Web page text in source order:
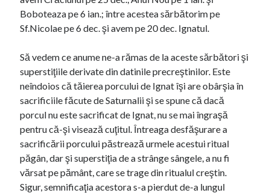
Boboteaza pe 6 ian.; între acestea sărbătorim pe
Sf.Nicolae pe 6 dec. şi avem pe 20 dec. Ignatul.
Să vedem ce anume ne-a rămas de la aceste sărbători şi
superstiţiile derivate din datinile precreştinilor. Este
neîndoios că tăierea porcului de Ignat îşi are obârşia în
sacrificiile făcute de Saturnalii şi se spune că dacă
porcul nu este sacrificat de Ignat, nu se mai îngraşă
pentru că-şi visează cuţitul. Întreaga desfăşurare a
sacrificării porcului păstrează urmele acestui ritual
păgân, dar şi superstiţia de a strânge sângele, a nu fi
vărsat pe pământ, care se trage din ritualul creştin.
Sigur, semnificaţia acestora s-a pierdut de-a lungul